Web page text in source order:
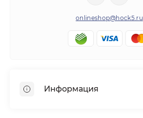
onlineshop@hock5.ru
Информация